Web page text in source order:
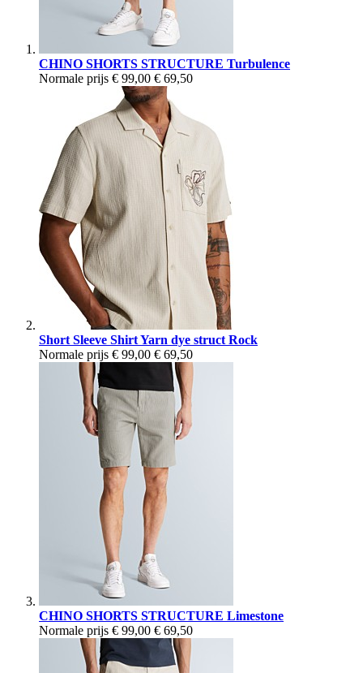
CHINO SHORTS STRUCTURE Turbulence
Normale prijs € 99,00 € 69,50
Short Sleeve Shirt Yarn dye struct Rock
Normale prijs € 99,00 € 69,50
CHINO SHORTS STRUCTURE Limestone
Normale prijs € 99,00 € 69,50